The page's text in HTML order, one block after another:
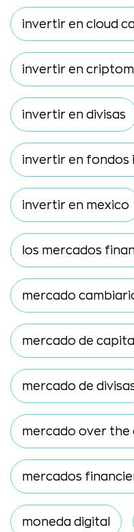
invertir en cloud
invertir en
invertir en divisas
invertir en fondos
invertir en mexico
los mercados
mercado
mercado de
mercado de
mercado over the
mercados
moneda digital